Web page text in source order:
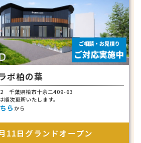
ボ柏の葉
千葉県柏市十余二409-63
次更新いたします。
らから
11日グランドオープン